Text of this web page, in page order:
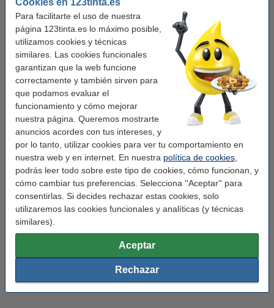
Para facilitarte el uso de nuestra
página 123tinta.es lo máximo posible,
utilizamos cookies y técnicas
similares. Las cookies funcionales
garantizan que la web funcione
correctamente y también sirven para
que podamos evaluar el
funcionamiento y cómo mejorar
nuestra página. Queremos mostrarte
anuncios acordes con tus intereses, y
por lo tanto, utilizar cookies para ver tu comportamiento en
nuestra web y en internet. En nuestra política de cookies
podrás leer todo sobre este tipo de cookies, cómo funcionan, y
cómo cambiar tus preferencias. Selecciona ''Aceptar'' para
consentirlas. Si decides rechazar estas cookies, solo
utilizaremos las cookies funcionales y analíticas (y técnicas
similares).
Aceptar
Rechazar
Características
Marca: 123tinta
etiquetas de dirección
Adherencia: Adhesivo
Medidas: 28 x 89 mm (AnxL)
Acabado: mate
Cantidad: 2 x 130
Material:
Color: naranja
Núm fábrica: